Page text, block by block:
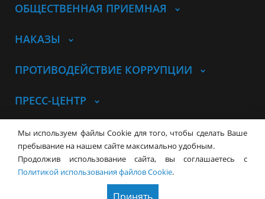
ОБЩЕСТВЕННАЯ ПРИЕМНАЯ
НАКАЗЫ
ПРОТИВОДЕЙСТВИЕ КОРРУПЦИИ
ПРЕСС-ЦЕНТР
© Совет депутатов города
НовосибирскаКонтакты Карта сайта
630099, г. Новосибирск, Красный
проспект, 34
Мы используем файлы Cookie для того, чтобы сделать Ваше
пребывание на нашем сайте максимально удобным.
Продолжив использование сайта, вы соглашаетесь с
Политикой использования файлов Cookie.